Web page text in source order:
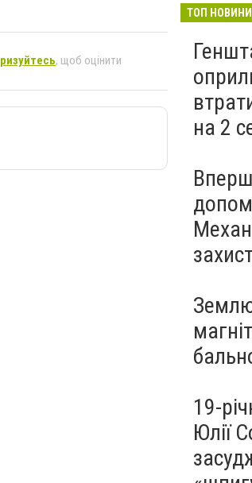
, щоб оцінити
ТОП НОВИНИ
на 2
19-
Юлії